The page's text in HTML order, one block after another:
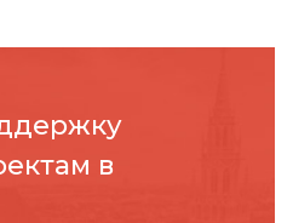
в